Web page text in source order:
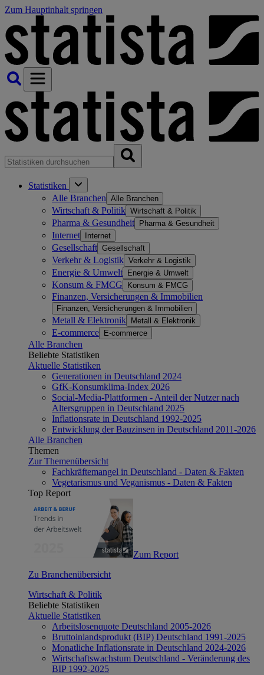
Zum Hauptinhalt springen
Statistiken
Alle Branchen Alle Branchen
Wirtschaft & Politik Wirtschaft & Politik
Pharma & Gesundheit Pharma & Gesundheit
Internet Internet
Gesellschaft Gesellschaft
Verkehr & Logistik Verkehr & Logistik
Energie & Umwelt Energie & Umwelt
Konsum & FMCG Konsum & FMCG
Finanzen, Versicherungen & Immobilien
Finanzen, Versicherungen & Immobilien
Metall & Elektronik Metall & Elektronik
E-commerce E-commerce
Alle Branchen
Beliebte Statistiken
Aktuelle Statistiken
Generationen in Deutschland 2024
GfK-Konsumklima-Index 2026
Social-Media-Plattformen - Anteil der Nutzer nach
Altersgruppen in Deutschland 2025
Inflationsrate in Deutschland 1992-2025
Entwicklung der Bauzinsen in Deutschland 2011-2026
Alle Branchen
Themen
Zur Themenübersicht
Fachkräftemangel in Deutschland - Daten & Fakten
Vegetarismus und Veganismus - Daten & Fakten
Top Report
Zum Report
Zu Branchenübersicht
Wirtschaft & Politik
Beliebte Statistiken
Aktuelle Statistiken
Arbeitslosenquote Deutschland 2005-2026
Bruttoinlandsprodukt (BIP) Deutschland 1991-2025
Monatliche Inflationsrate in Deutschland 2024-2026
Wirtschaftswachstum Deutschland - Veränderung des
BIP 1992-2025